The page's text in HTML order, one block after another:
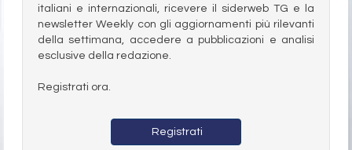
italiani e internazionali, ricevere il siderweb TG e la
newsletter Weekly con gli aggiornamenti più rilevanti
della settimana, accedere a pubblicazioni e analisi
esclusive della redazione.
Registrati ora.
Registrati